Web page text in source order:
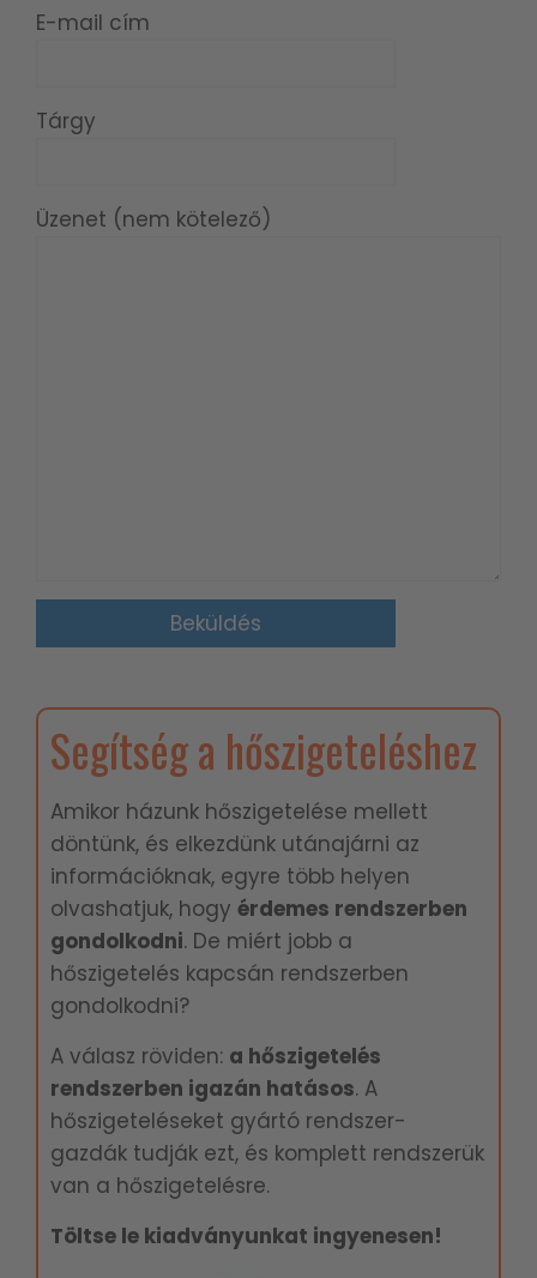
E-mail cím
Tárgy
Üzenet (nem kötelező)
Segítség a hőszigeteléshez
Amikor házunk hőszigetelése mellett
döntünk, és elkezdünk utánajárni az
információknak, egyre több helyen
olvashatjuk, hogy érdemes rendszerben
gondolkodni. De miért jobb a
hőszigetelés kapcsán rendszerben
gondolkodni?
A válasz röviden: a hőszigetelés
rendszerben igazán hatásos. A
hőszigeteléseket gyártó rendszer-
gazdák tudják ezt, és komplett rendszerük
van a hőszigetelésre.
Töltse le kiadványunkat ingyenesen!